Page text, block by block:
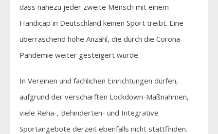
dass nahezu jeder zweite Mensch mit einem
Handicap in Deutschland keinen Sport treibt. Eine
überraschend hohe Anzahl, die durch die Corona-
Pandemie weiter gesteigert wurde.
In Vereinen und fachlichen Einrichtungen dürfen,
aufgrund der verschärften Lockdown-Maßnahmen,
viele Reha-, Behinderten- und Integrative
Sportangebote derzeit ebenfalls nicht stattfinden.